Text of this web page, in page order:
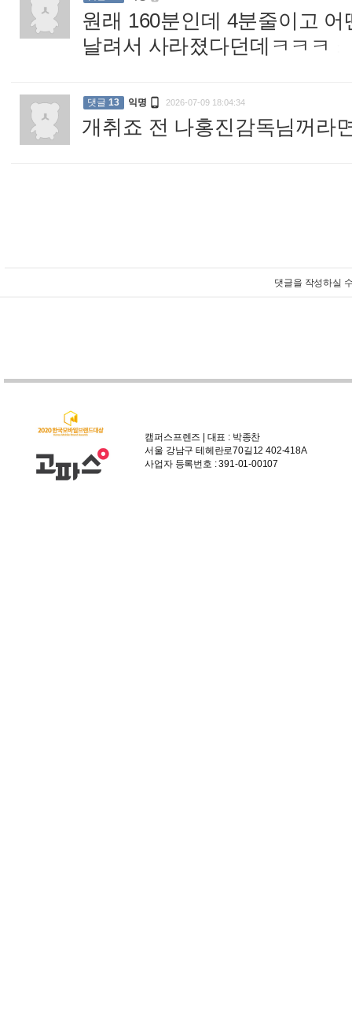
원래 160분인데 4분줄이고
날려서 사라졌다던데ㅋㅋㅋ
댓글 13 익명  2026-07-09 18:04:34
개취죠 전 나홍진감독님꺼라
댓글을 작성하실
캠퍼스프렌즈 | 대표 : 박종찬
서울 강남구 테헤란로70길12 402-418A
사업자 등록번호 : 391-01-00107